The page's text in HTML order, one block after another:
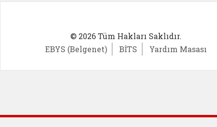
© 2026 Tüm Hakları Saklıdır.
EBYS (Belgenet)
BİTS Yardım Masası